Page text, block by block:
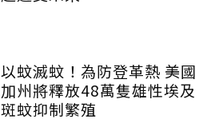
以蚊滅蚊！為防登革熱 美國
加州將釋放48萬隻雄性埃及
斑蚊抑制繁殖